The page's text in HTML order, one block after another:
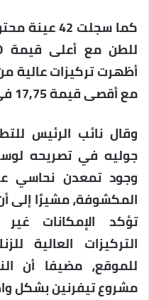
مع أقصى قيمة 17,75 في المئة.
وقال نائب الرئيس
جوليه في تصريحه
وجود تمعدن نحاسي
المكشوفة، مشيرًا إلى
تؤكد الإمكانات
التركيزات العالية
للموقع، مضيفا أن
مشروع تيفرنين بشكل